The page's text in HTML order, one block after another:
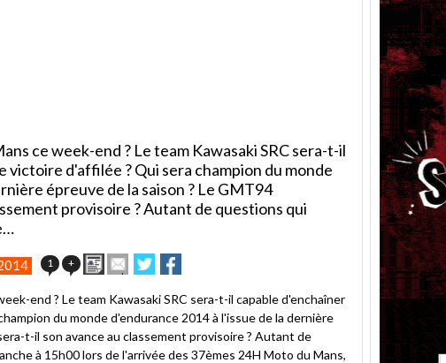
ce week-end ? Le team Kawasaki SRC sera-t-il
victoire d'affilée ? Qui sera champion du monde
épreuve de la saison ? Le GMT94
provisoire ? Autant de questions qui
1 + ImprimerEnvoyer
cet
à
un
ami
Partager
sur
sur
end ? Le team Kawasaki SRC sera-t-il capable d'enchaîner
du monde d'endurance 2014 à l'issue de la dernière
t-il son avance au classement provisoire ? Autant de
à 15h00 lors de l'arrivée des 37èmes 24H Moto du Mans,